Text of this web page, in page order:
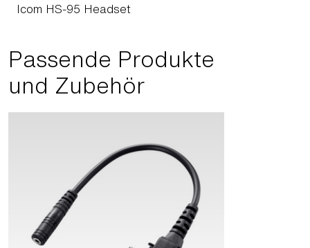
Icom HS-95 Headset
Passende Produkte
und Zubehör